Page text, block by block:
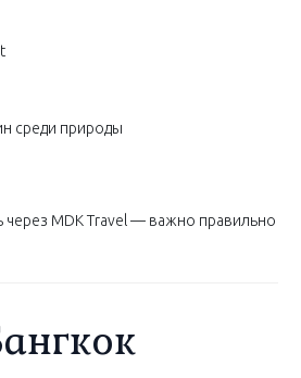
среди природы
MDK Travel — важно правильно